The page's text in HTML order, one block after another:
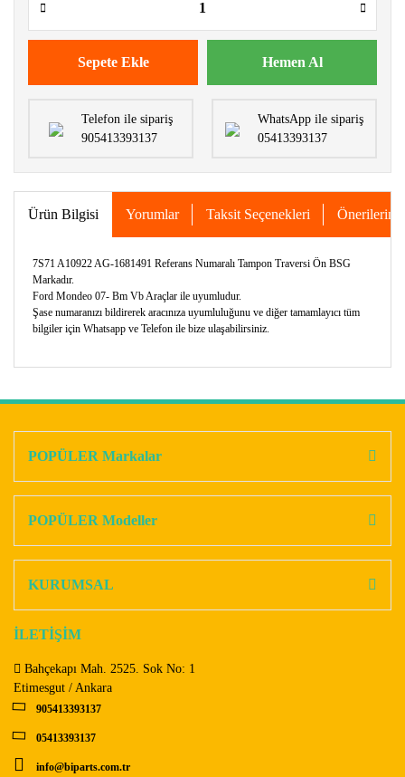
Sepete Ekle Hemen Al
Telefon ile sipariş
905413393137
WhatsApp ile sipariş
05413393137
Ürün Bilgisi Yorumlar Taksit Seçenekleri Önerileriniz
7S71 A10922 AG-1681491 Referans Numaralı Tampon Traversi Ön BSG
Markadır.
Ford Mondeo 07- Bm Vb Araçlar ile uyumludur.
Şase numaranızı bildirerek aracınıza uyumluluğunu ve diğer tamamlayıcı tüm
bilgiler için Whatsapp ve Telefon ile bize ulaşabilirsiniz.
Ürün açıklamasında eksik bilgiler bulunuyor.
Bu ürüne benzer farklı alternatifler olmalı.
POPÜLER Markalar
POPÜLER Modeller
KURUMSAL
İLETİŞİM
Bahçekapı Mah. 2525. Sok No: 1
Etimesgut / Ankara
905413393137
05413393137
info@biparts.com.tr